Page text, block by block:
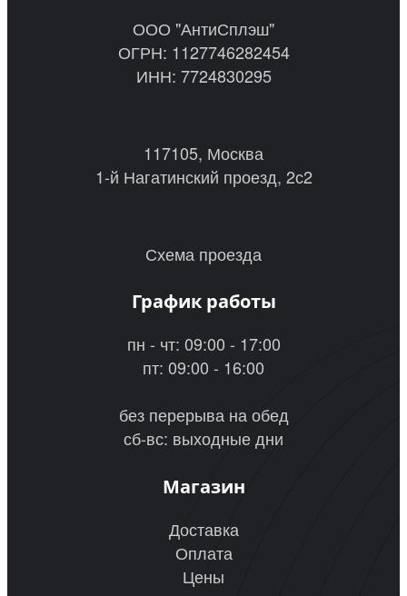
ООО "АнтиСплэш"
ОГРН: 1127746282454
ИНН: 7724830295
117105, Москва
1-й Нагатинский проезд, 2с2
Схема проезда
График работы
пн - чт: 09:00 - 17:00
пт: 09:00 - 16:00
без перерыва на обед
сб-вс: выходные дни
Магазин
Доставка
Оплата
Цены